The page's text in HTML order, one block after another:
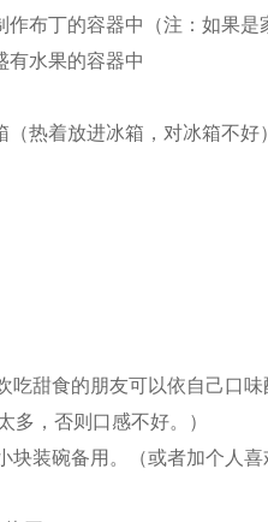
作布丁的容器中（注：如果
有水果的容器中
热着放进冰箱，对冰箱不好）
吃甜食的朋友可以依自己口味
多，否则口感不好。）
块装碗备用。（或者加个人